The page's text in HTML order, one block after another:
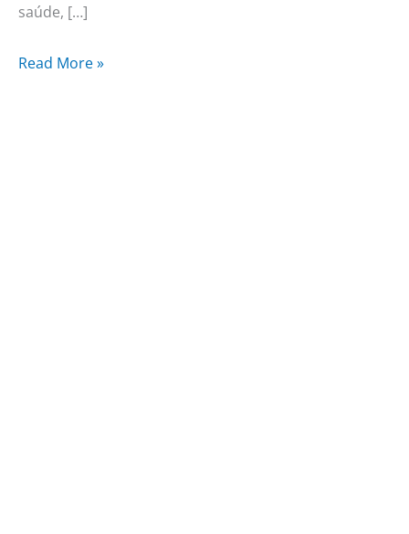
saúde, […]
Read More »